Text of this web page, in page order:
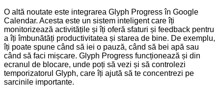
O altă noutate este integrarea Glyph Progress în Google
Calendar. Acesta este un sistem inteligent care îți
monitorizează activitățile și îți oferă sfaturi și feedback pentru
a îți îmbunătăți productivitatea și starea de bine. De exemplu,
îți poate spune când să iei o pauză, când să bei apă sau
când să faci mișcare. Glyph Progress funcționează și din
ecranul de blocare, unde poți să vezi și să controlezi
temporizatorul Glyph, care îți ajută să te concentrezi pe
sarcinile importante.